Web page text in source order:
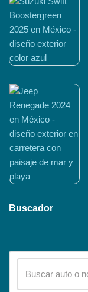
Buscador